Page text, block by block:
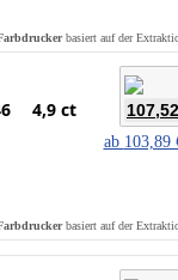
basiert auf der
4,9 ct
ab 103,89
basiert auf der